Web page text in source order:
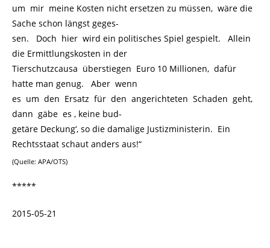
um mir meine Kosten nicht ersetzen zu müssen, wäre die
Sache schon längst geges-
sen. Doch hier wird ein politisches Spiel gespielt. Allein
die Ermittlungskosten in der
Tierschutzcausa überstiegen Euro 10 Millionen, dafür
hatte man genug. Aber wenn
es um den Ersatz für den angerichteten Schaden geht,
dann gäbe es ‚ keine bud-
getäre Deckung‘, so die damalige Justizministerin. Ein
Rechtsstaat schaut anders aus!“
(Quelle: APA/OTS)
*****
2015-05-21